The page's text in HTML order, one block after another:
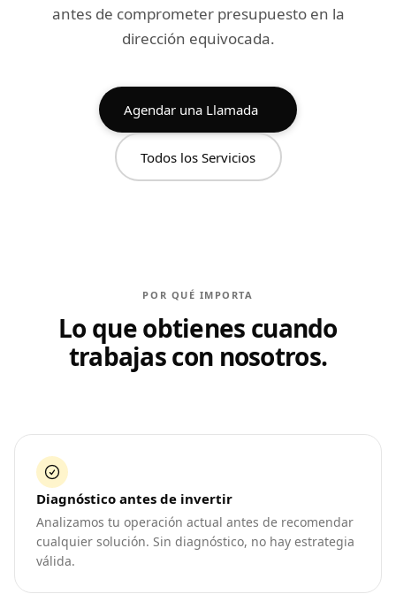
antes de comprometer presupuesto en la
dirección equivocada.
Agendar una Llamada
Todos los Servicios
POR QUÉ IMPORTA
Lo que obtienes cuando
trabajas con nosotros.
Diagnóstico antes de invertir
Analizamos tu operación actual antes de recomendar
cualquier solución. Sin diagnóstico, no hay estrategia
válida.